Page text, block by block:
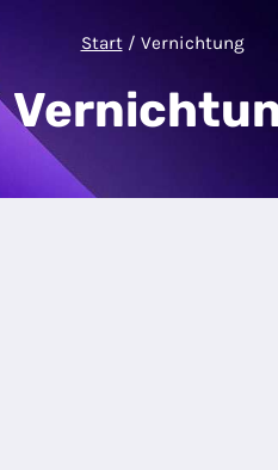
Start / Vernichtung